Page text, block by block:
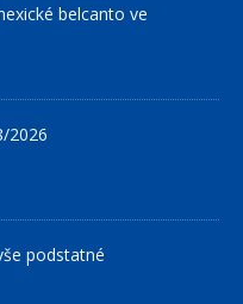
belcanto ve
2026
podstatné